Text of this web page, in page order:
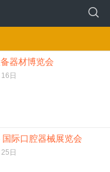
器材博览会
日
国际口腔器械展览会
日